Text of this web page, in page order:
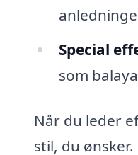
Special
som
Når du leder
stil, du